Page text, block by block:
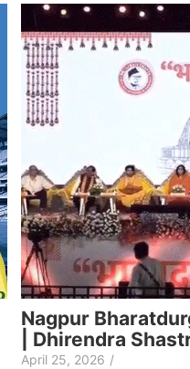
Nagpur
| Dhirendra
April 25, 2026 /